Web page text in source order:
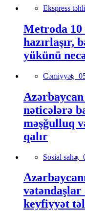
Ekspress
Metroda 10
hazırlaşır,
yükünü
Cəmiyyət,
nəticələrə
məşğulluq
qalır
Sosial sahə,
vətəndaşlar
keyfiyyət